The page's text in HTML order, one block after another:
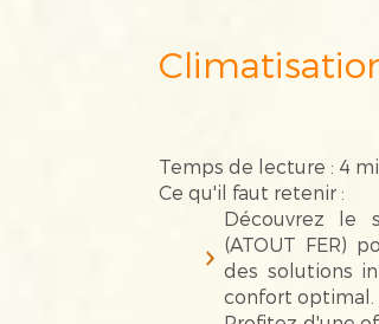
Temps de lecture : 4
Ce qu'il faut retenir :
Découvrez le
(ATOUT FER)
des solutions
confort optimal.